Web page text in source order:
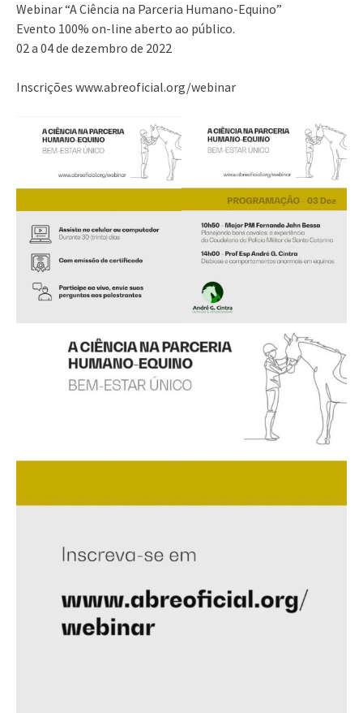
Webinar “A Ciência na Parceria Humano-Equino”
Evento 100% on-line aberto ao público.
02 a 04 de dezembro de 2022
Inscrições www.abreoficial.org/webinar